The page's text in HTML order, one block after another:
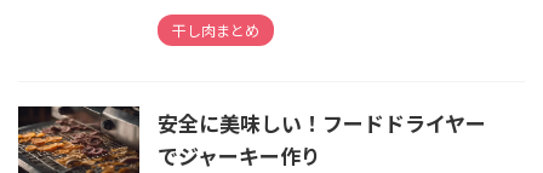
干し肉まとめ
安全に美味しい！フードドライヤー
でジャーキー作り